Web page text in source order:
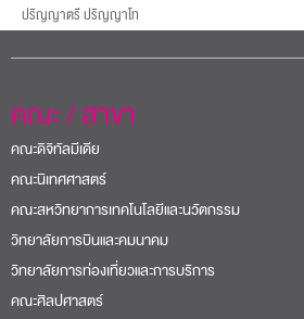
ปริญญาตรี ปริญญาโท
คณะ / สาขา
คณะดิจิทัลมีเดีย
คณะนิเทศศาสตร์
คณะสหวิทยาการเทคโนโลยีและนวัตกรรม
วิทยาลัยการบินและคมนาคม
วิทยาลัยการท่องเที่ยวและการบริการ
คณะศิลปศาสตร์